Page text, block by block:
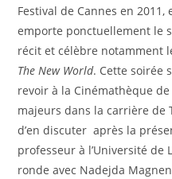
Festival de Cannes en
emporte ponctuellement le
récit et célèbre notamment
The New World. Cette soirée
revoir à la Cinémathèque
majeurs dans la carrière de
d’en discuter après la
professeur à l’Université de
ronde avec Nadejda